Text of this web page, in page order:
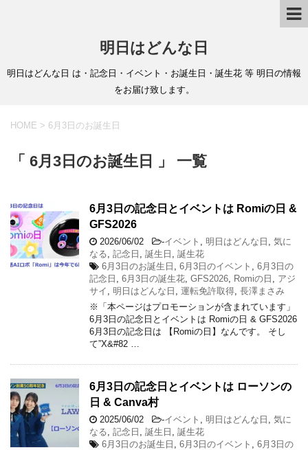
明日はどんな日
明日はどんな日 は・記念日・イベント・お誕生日・誕生花 等 明日の情報
をお届け致します。
HOME > 6月3日のお誕生日
「 6月3日のお誕生日 」 一覧
6月3日の記念日とイベントは Romiの日 &
GFS2026
2026/06/02 -イベント 明日はどんな日
気に
なる 記念日 誕生日
誕生花
6月3日のお誕生日
6月3日のイベント
6月3日の
記念日
6月3日の誕生花 GFS2026 Romiの日
アジ
サイ
明日はどんな日 運転免許取得 長澤まさみ
※「本ページはプロモーションが含まれています」
6月3日の記念日とイベントは Romiの日 & GFS2026
6月3日の記念日は 【Romiの日】なんです。 そし
て”X&#82 …
6月3日の記念日とイベントは ローソンの
日 & Canva村
2025/06/02 -イベント 明日はどんな日
気に
なる 記念日 誕生日
誕生花
6月3日のお誕生日
6月3日のイベント
6月3日の